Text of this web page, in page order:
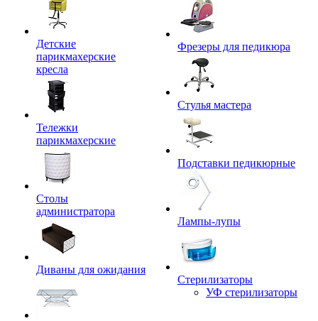
Детские
парикмахерские
кресла
Тележки
парикмахерские
Столы
администратора
Диваны для ожидания
Фрезеры для педикюра
Стулья мастера
Подставки педикюрные
Лампы-лупы
Стерилизаторы
УФ стерилизаторы